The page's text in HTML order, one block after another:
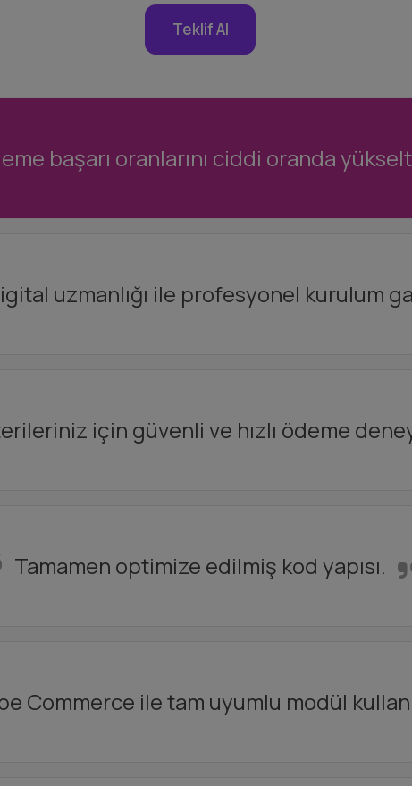
Teklif Al
başarı oranlarını ciddi oranda
uzmanlığı ile profesyonel kurulum
için güvenli ve hızlı ödeme
Tamamen optimize edilmiş kod yapısı.
Commerce ile tam uyumlu modül